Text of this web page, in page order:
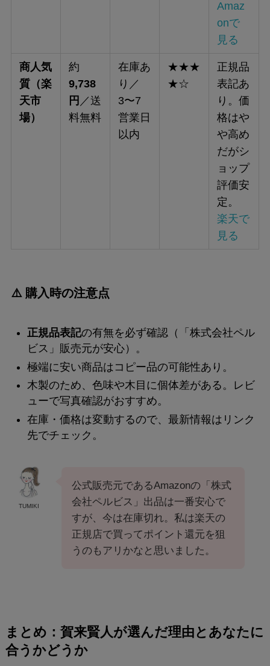
Amaz
onで
見る
商人気
質（楽
天市
場）
約
9,738
円 ／送
料無料
在庫あ
り／
3〜7
営業日
以内
★★★
★☆
正規品
表記あ
り。価
格はや
や高め
だがシ
ョップ
評価安
定。
楽天で
見る
⚠️ 購入時の注意点
正規品表記の有無を必ず確認（「株式会社ペル
ビス」販売元が安心）。
極端に安い商品はコピー品の可能性あり。
木製のため、色味や木目に個体差がある。レビ
ューで写真確認がおすすめ。
在庫・価格は変動するので、最新情報はリンク
先でチェック。
TUMIKI
公式販売元であるAmazonの「株式
会社ペルビス」出品は一番安心で
すが、今は在庫切れ。私は楽天の
正規店で買ってポイント還元を狙
うのもアリかなと思いました。
まとめ：賀来賢人が選んだ理由とあなたに
合うかどうか